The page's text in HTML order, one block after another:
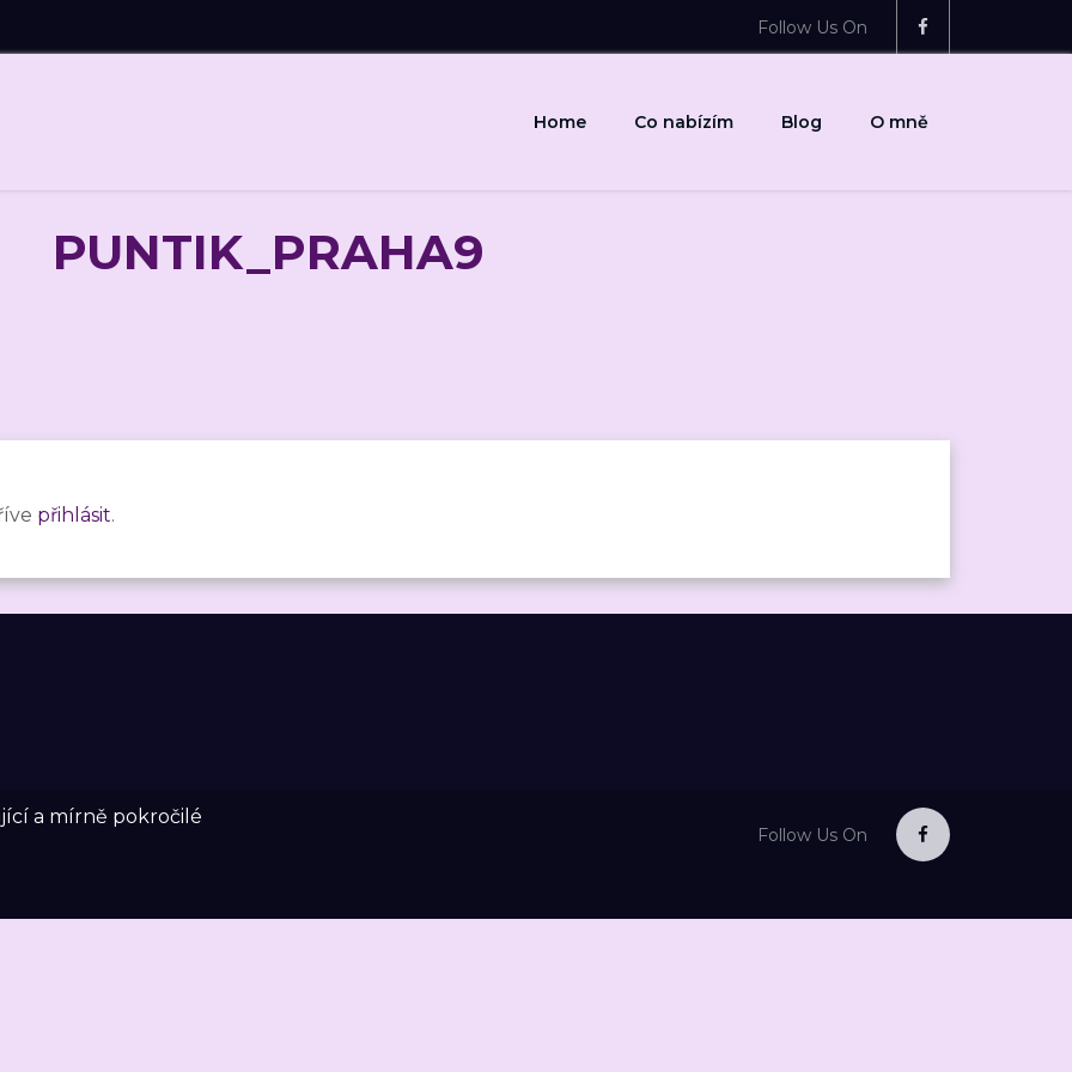
Follow Us On
Home Co nabízím Blog O mně
PUNTIK_PRAHA9
přihlásit.
a mírně pokročilé
Follow Us On